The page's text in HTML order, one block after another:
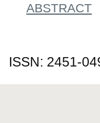
ABSTRACT
ISSN: 2451-